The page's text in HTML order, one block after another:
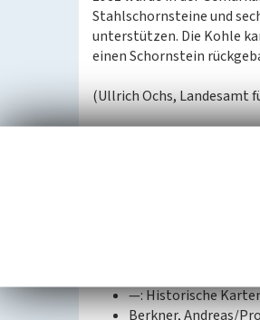
Stahlschornsteine und
unterstützen. Die Kohle
einen Schornstein
(Ullrich Ochs, Landesamt
—: Historische
Berkner, Andreas/